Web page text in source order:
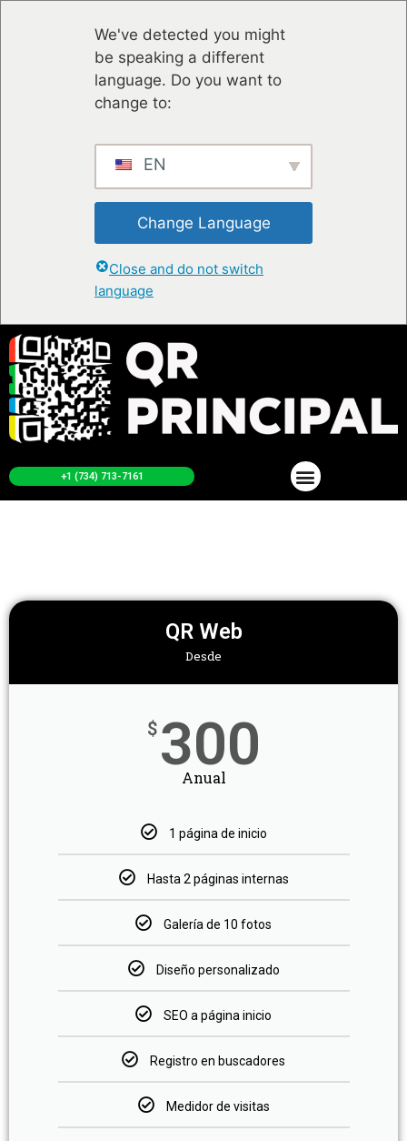
We've detected you might
be speaking a different
language. Do you want to
change to:
EN
Change Language
Close and do not switch
language
+1 (734) 713-7161
QR Web
Desde
$ 300
Anual
1 página de inicio
Hasta 2 páginas internas
Galería de 10 fotos
Diseño personalizado
SEO a página inicio
Registro en buscadores
Medidor de visitas